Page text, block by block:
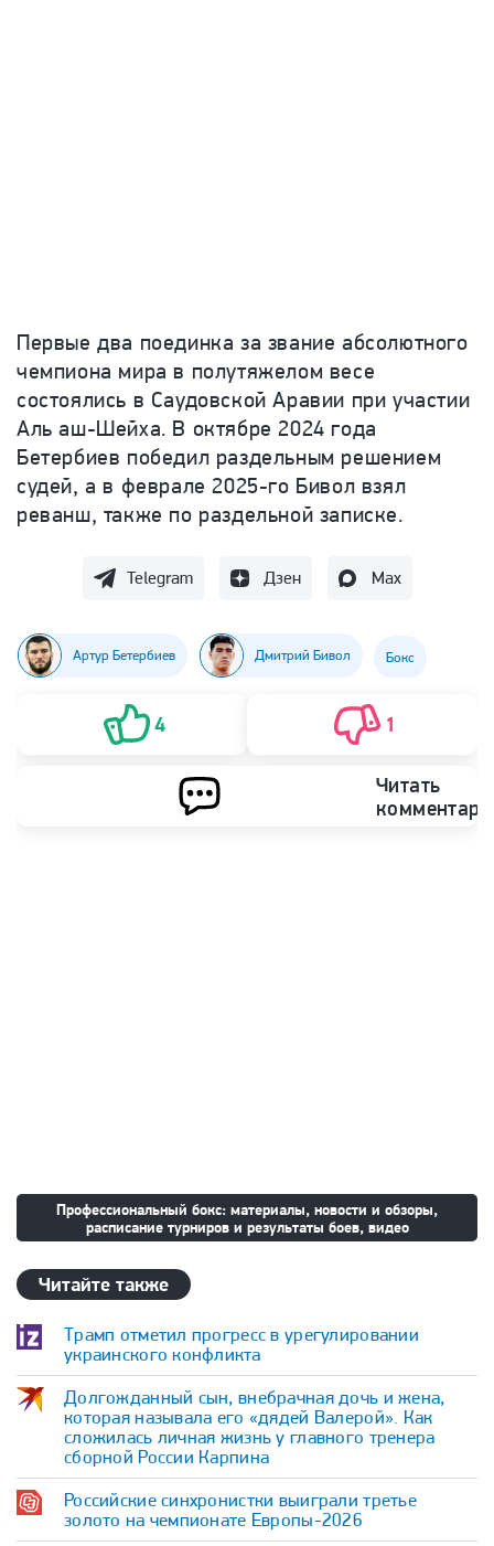
Первые два поединка за звание абсолютного
чемпиона мира в полутяжелом весе
состоялись в Саудовской Аравии при участии
Аль аш-Шейха. В октябре 2024 года
Бетербиев победил раздельным решением
судей, а в феврале 2025-го Бивол взял
реванш, также по раздельной записке.
Telegram Дзен Max
Артур Бетербиев Дмитрий Бивол Бокс
4 1
Читать
Профессиональный бокс: материалы, новости и обзоры,
расписание турниров и результаты боев, видео
Читайте также
Трамп отметил прогресс в урегулировании
украинского конфликта
Долгожданный сын, внебрачная дочь и жена,
которая называла его «дядей Валерой». Как
сложилась личная жизнь у главного тренера
сборной России Карпина
Российские синхронистки выиграли третье
золото на чемпионате Европы-2026